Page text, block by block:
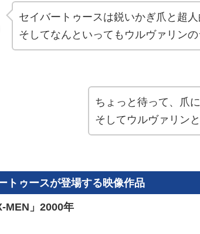
セイバートゥースは鋭いかぎ爪と超
そしてなんといってもウルヴァリンの
ちょっと待って、爪
そしてウルヴァリン
トゥースが登場する映像作品
MEN」2000年